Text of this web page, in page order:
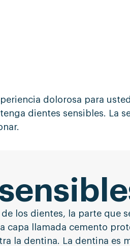
dolorosa para
dientes sensibles. La
los dientes, la parte que
capa llamada cemento
la dentina. La dentina es